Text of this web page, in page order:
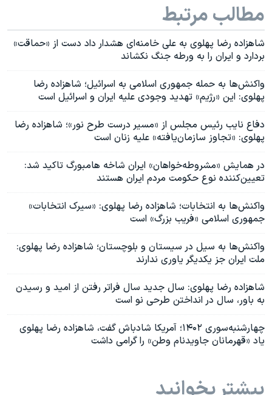
مطالب مرتبط
شاهزاده رضا پهلوی به علی خامنه‌ای هشدار داد دست از «حماقت»
بردارد و ایران را به ورطه جنگ نکشاند
واکنش‌ها به حمله جمهوری اسلامی به اسرائیل؛ شاهزاده رضا
پهلوی: این «رژیم» تهدید وجودی علیه ایران و اسرائیل است
دفاع نایب رئیس مجلس از «مسیر درست طرح نور»؛ شاهزاده رضا
پهلوی: «تجاوز سازمان‌یافته» علیه زنان است
در همایش «مشروطه‌خواهان» ایران شاخه هامبورگ تاکید شد:
تعیین‌کننده نوع حکومت مردم ایران هستند
واکنش‌ها به انتخابات؛ شاهزاده رضا پهلوی: «سیرک انتخابات»
جمهوری اسلامی «فریب بزرگ» است
واکنش‌ها به سیل در سیستان و بلوچستان؛ شاهزاده رضا پهلوی:
ملت ایران جز یکدیگر یاوری ندارند
شاهزاده رضا پهلوی: سال جدید سال فراتر رفتن از امید و رسیدن
به باور، سال در انداختن طرحی نو است
چهارشنبه‌سوری ۱۴۰۲؛ آمریکا شادباش گفت، شاهزاده رضا پهلوی
یاد «قهرمانان جاویدنام وطن» را گرامی داشت